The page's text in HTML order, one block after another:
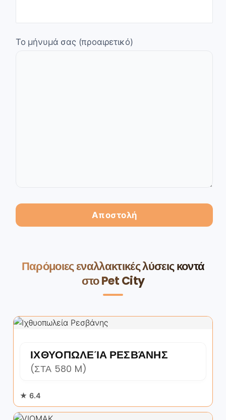
Το μήνυμά σας (προαιρετικό)
Παρόμοιες εναλλακτικές λύσεις κοντά
στο Pet City
ΙΧΘΥΟΠΩΛΕΊΑ ΡΕΣΒΆΝΗΣ
(ΣΤΑ 580 M)
★ 6.4